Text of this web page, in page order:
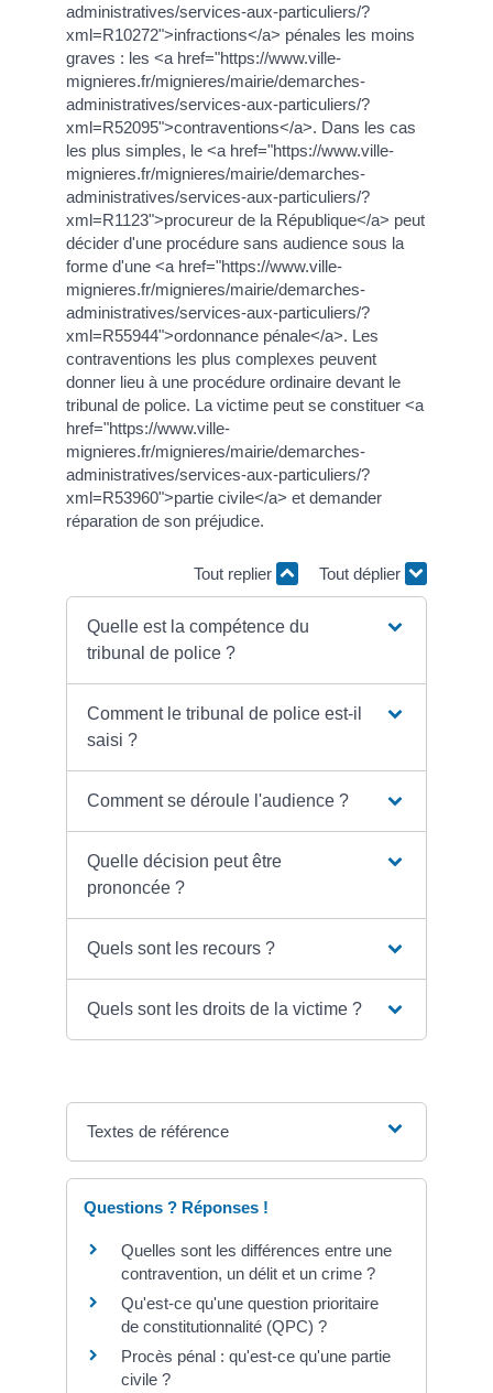
administratives/services-aux-particuliers/?
xml=R10272">infractions</a> pénales les moins
graves : les <a href="https://www.ville-
mignieres.fr/mignieres/mairie/demarches-
administratives/services-aux-particuliers/?
xml=R52095">contraventions</a>. Dans les cas
les plus simples, le <a href="https://www.ville-
mignieres.fr/mignieres/mairie/demarches-
administratives/services-aux-particuliers/?
xml=R1123">procureur de la République</a> peut
décider d'une procédure sans audience sous la
forme d'une <a href="https://www.ville-
mignieres.fr/mignieres/mairie/demarches-
administratives/services-aux-particuliers/?
xml=R55944">ordonnance pénale</a>. Les
contraventions les plus complexes peuvent
donner lieu à une procédure ordinaire devant le
tribunal de police. La victime peut se constituer <a
href="https://www.ville-
mignieres.fr/mignieres/mairie/demarches-
administratives/services-aux-particuliers/?
xml=R53960">partie civile</a> et demander
réparation de son préjudice.
Tout replier Tout déplier
Quelle est la compétence du
tribunal de police ?
Comment le tribunal de police est-il
saisi ?
Comment se déroule l'audience ?
Quelle décision peut être
prononcée ?
Quels sont les recours ?
Quels sont les droits de la victime ?
Textes de référence
Questions ? Réponses !
Quelles sont les différences entre une
contravention, un délit et un crime ?
Qu'est-ce qu'une question prioritaire
de constitutionnalité (QPC) ?
Procès pénal : qu'est-ce qu'une partie
civile ?